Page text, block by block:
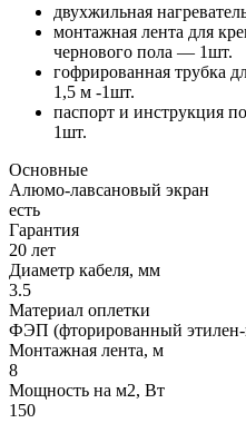
двухжильная
монтажная лента для
чернового пола — 1шт.
гофрированная трубка
1,5 м -1шт.
паспорт и инструкция
1шт.
Основные
Алюмо-лавсановый экран
есть
Гарантия
20 лет
Диаметр кабеля, мм
3.5
Материал оплетки
ФЭП (фторированный
Монтажная лента, м
8
Мощность на м2, Вт
150